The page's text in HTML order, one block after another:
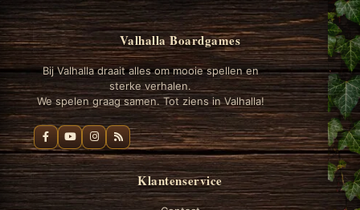
Valhalla Boardgames
Bij Valhalla draait alles om mooie spellen en
sterke verhalen.
We spelen graag samen. Tot ziens in Valhalla!
Klantenservice